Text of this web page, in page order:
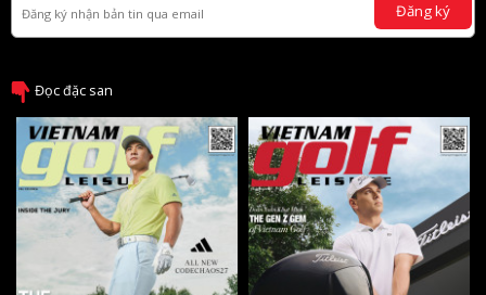
Đăng ký
Đọc đặc san